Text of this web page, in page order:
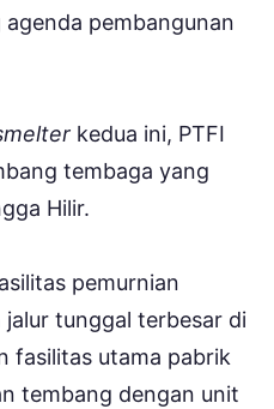
pembangunan
kedua ini, PTFI
tembaga yang
Hilir.
pemurnian
tunggal terbesar di
fasilitas utama pabrik
tembang dengan unit